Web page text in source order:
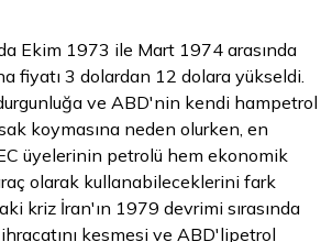
Ekim 1973 ile Mart 1974 arasında
fiyatı 3 dolardan 12 dolara yükseldi.
ve ABD'nin kendi hampetrol
koymasına neden olurken, en
üyelerinin petrolü hem ekonomik
olarak kullanabileceklerini fark
kriz İran'ın 1979 devrimi sırasında
kesmesi ve ABD'lipetrol